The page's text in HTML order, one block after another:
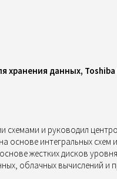
хранения данных,
схемами и руководил
основе интегральных схем
жестких дисков
облачных вычислений и